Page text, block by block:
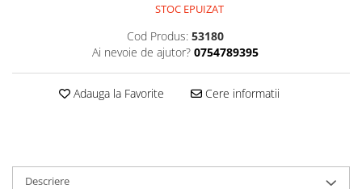
STOC EPUIZAT
Cod Produs: 53180
Ai nevoie de ajutor? 0754789395
Adauga la Favorite Cere informatii
Descriere